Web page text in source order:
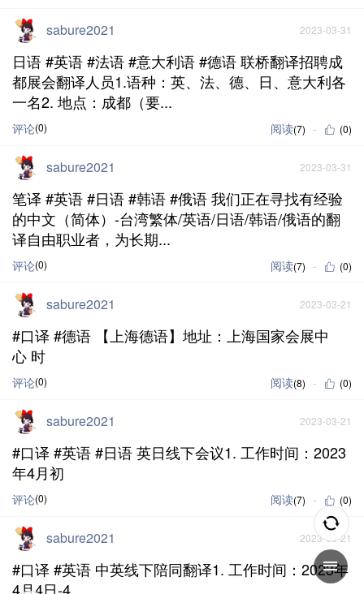
sabure2021 2023-03-31
日语 #英语 #法语 #意大利语 #德语 联桥翻译招聘成
都展会翻译人员1.语种：英、法、德、日、意大利各
一名2. 地点：成都（要...
评论(0) 阅读(7) (0)
sabure2021 2023-03-31
笔译 #英语 #日语 #韩语 #俄语 我们正在寻找有经验
的中文（简体）-台湾繁体/英语/日语/韩语/俄语的翻
译自由职业者，为长期...
评论(0) 阅读(7) (0)
sabure2021 2023-03-21
#口译 #德语 【上海德语】地址：上海国家会展中
心 时
评论(0) 阅读(8) (0)
sabure2021 2023-03-21
#口译 #英语 #日语 英日线下会议1. 工作时间：2023
年4月初
评论(0) 阅读(7) (0)
sabure2021 2023-03-21
#口译 #英语 中英线下陪同翻译1. 工作时间：2023年
4月4日-4